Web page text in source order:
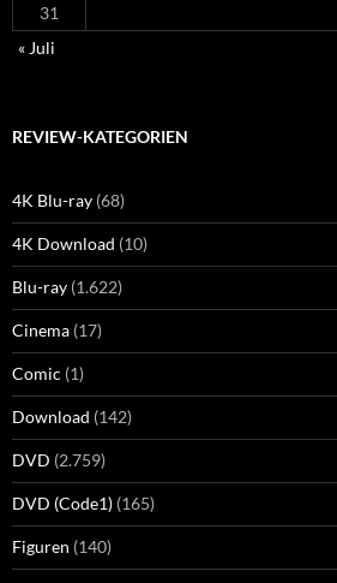
31
« Juli
REVIEW-KATEGORIEN
4K Blu-ray (68)
4K Download (10)
Blu-ray (1.622)
Cinema (17)
Comic (1)
Download (142)
DVD (2.759)
DVD (Code1) (165)
Figuren (140)